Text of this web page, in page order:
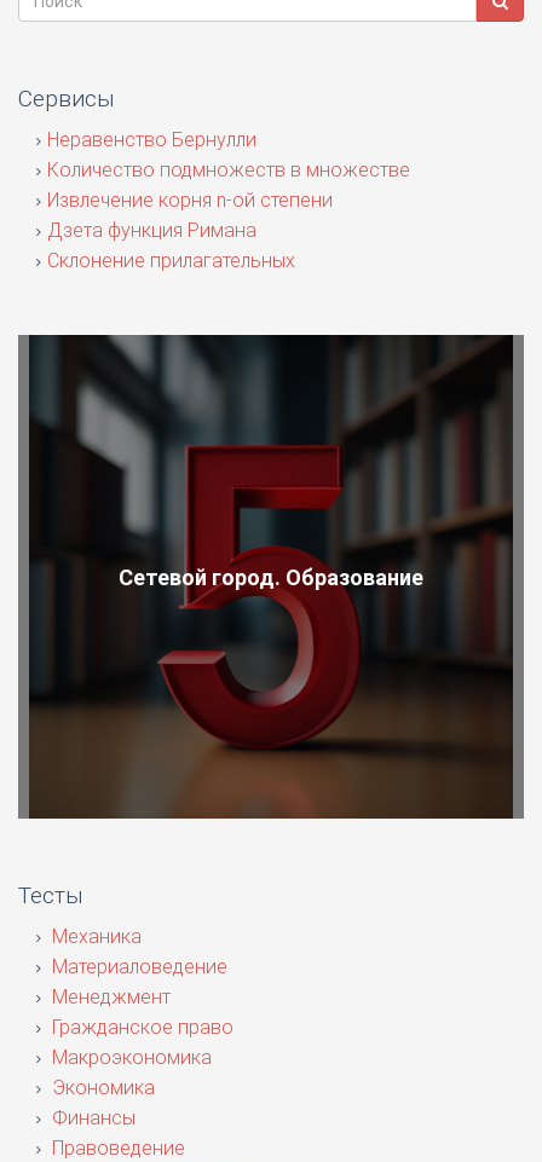
Сервисы
Неравенство Бернулли
Количество подмножеств в множестве
Извлечение корня n-ой степени
Дзета функция Римана
Склонение прилагательных
Сетевой город. Образование
Тесты
Механика
Материаловедение
Менеджмент
Гражданское право
Макроэкономика
Экономика
Финансы
Правоведение